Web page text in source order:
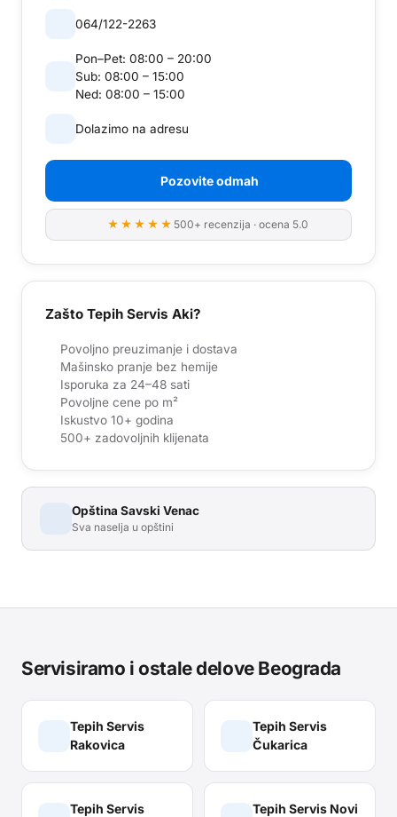
064/122-2263
Pon–Pet: 08:00 – 20:00
Sub: 08:00 – 15:00
Ned: 08:00 – 15:00
Dolazimo na adresu
Pozovite odmah
★★★★★ 500+ recenzija · ocena 5.0
Zašto Tepih Servis Aki?
Povoljno preuzimanje i dostava
Mašinsko pranje bez hemije
Isporuka za 24–48 sati
Povoljne cene po m²
Iskustvo 10+ godina
500+ zadovoljnih klijenata
Opština Savski Venac
Sva naselja u opštini
Servisiramo i ostale delove Beograda
Tepih Servis
Rakovica
Tepih Servis
Čukarica
Tepih Servis
Tepih Servis Novi